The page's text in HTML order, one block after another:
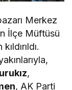
Merkez
İlçe Müftüsü
,
, AK Parti